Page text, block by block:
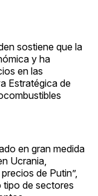
sostiene que la
y ha
en las
Estratégica de
en gran medida
Ucrania,
de Putin”,
tipo de sectores